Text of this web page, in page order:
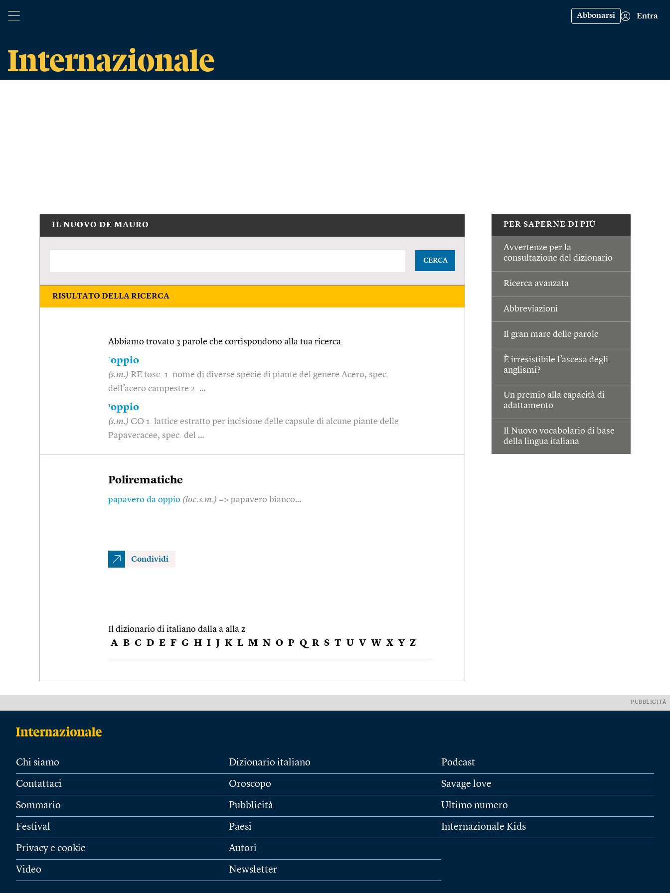
Abbonarsi Entra
PER SAPERNE DI PIÙ
Avvertenze per la
consultazione del dizionario
Ricerca avanzata
Abbreviazioni
Il gran mare delle parole
È irresistibile l’ascesa degli
anglismi?
Un premio alla capacità di
adattamento
Il Nuovo vocabolario di base
della lingua italiana
IL NUOVO DE MAURO
CERCA
RISULTATO DELLA RICERCA
Abbiamo trovato 3 parole che corrispondono alla tua ricerca.
2oppio
(s.m.) RE tosc. 1. nome di diverse specie di piante del genere Acero, spec.
dell’acero campestre 2. …
1oppio
(s.m.) CO 1. lattice estratto per incisione delle capsule di alcune piante delle
Papaveracee, spec. del …
Polirematiche
papavero da oppio (loc.s.m.) => papavero bianco…
Condividi
Il dizionario di italiano dalla a alla z
A B C D E F G H I J K L M N O P Q R S T U V W X Y Z
PUBBLICITÀ
Chi siamo
Contattaci
Sommario
Festival
Privacy e cookie
Video
Dizionario italiano
Oroscopo
Pubblicità
Paesi
Autori
Newsletter
Podcast
Savage love
Ultimo numero
Internazionale Kids